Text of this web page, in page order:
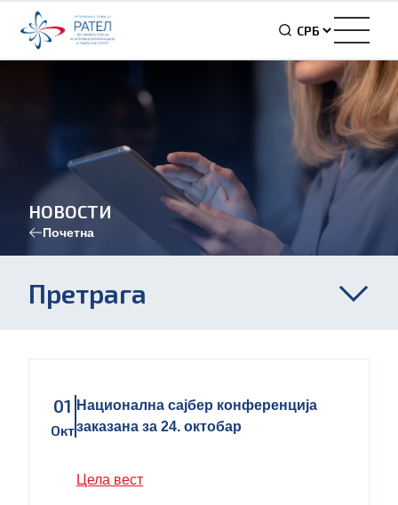
НОВОСТИ
Почетна
Претрага
01
Окт
Национална сајбер конференција
заказана за 24. октобар
Цела вест